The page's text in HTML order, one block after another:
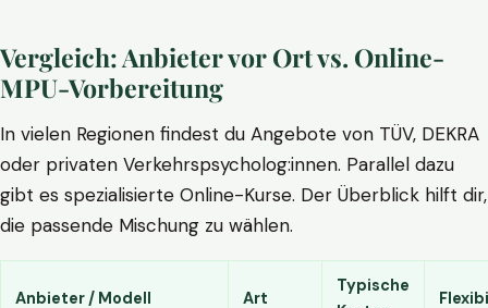
Vergleich: Anbieter vor Ort vs. Online-
MPU-Vorbereitung
In vielen Regionen findest du Angebote von TÜV, DEKRA
oder privaten Verkehrspsycholog:innen. Parallel dazu
gibt es spezialisierte Online-Kurse. Der Überblick hilft dir,
die passende Mischung zu wählen.
Anbieter / Modell Art
Typische